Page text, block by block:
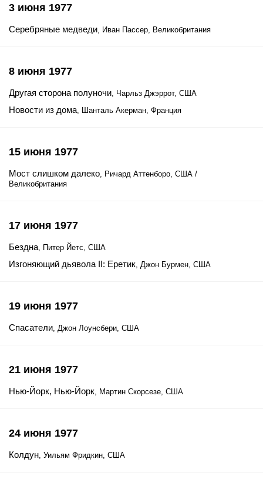
3 июня 1977
Серебряные медведи, Иван Пассер, Великобритания
8 июня 1977
Другая сторона полуночи, Чарльз Джэррот, США
Новости из дома, Шанталь Акерман, Франция
15 июня 1977
Мост слишком далеко, Ричард Аттенборо, США /
Великобритания
17 июня 1977
Бездна, Питер Йетс, США
Изгоняющий дьявола II: Еретик, Джон Бурмен, США
19 июня 1977
Спасатели, Джон Лоунсбери, США
21 июня 1977
Нью-Йорк, Нью-Йорк, Мартин Скорсезе, США
24 июня 1977
Колдун, Уильям Фридкин, США